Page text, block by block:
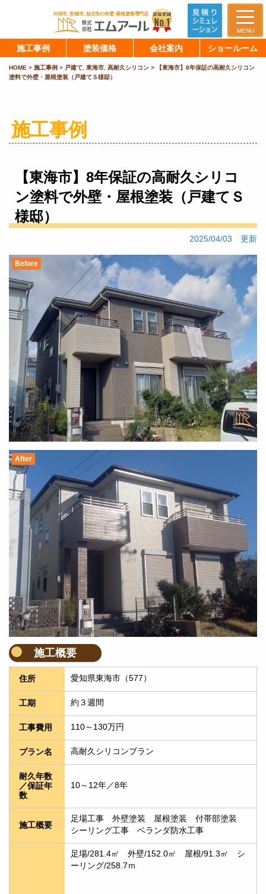
MENU
施工事例 塗装価格 会社案内 ショールーム
HOME > 施工事例 > 戸建て, 東海市, 高耐久シリコン >
【東海市】8年保証の高耐久シリコン
塗料で外壁・屋根塗装（戸建てＳ様邸）
施工事例
【東海市】8年保証の高耐久シリコ
ン塗料で外壁・屋根塗装（戸建てＳ
様邸）
2025/04/03 更新
Before
After
施工概要
住所 愛知県東海市（577）
工期 約３週間
工事費用 110～130万円
プラン名 高耐久シリコンプラン
耐久年数
／保証年
数
10～12年／8年
施工概要
足場工事　外壁塗装　屋根塗装　付帯部塗装
シーリング工事　ベランダ防水工事
足場/281.4㎡　外壁/152.0㎡　屋根/91.3㎡　シ
ーリング/258.7ｍ